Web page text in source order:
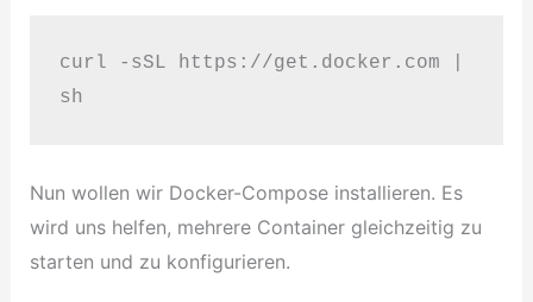
curl -sSL https://get.docker.com |
sh
Nun wollen wir Docker-Compose installieren. Es
wird uns helfen, mehrere Container gleichzeitig zu
starten und zu konfigurieren.